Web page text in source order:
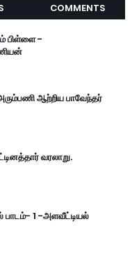
COMMENTS
பிள்ளை -
ஆற்றிய பாவேந்தர்
வரலாறு.
பாடம்- 1 -அளவீட்டியல்